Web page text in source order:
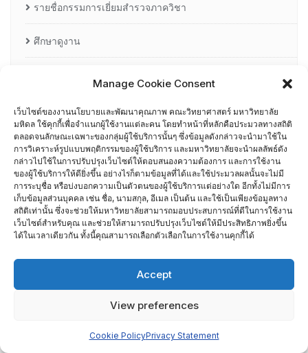
Manage Cookie Consent
เว็บไซต์ของงานนโยบายและพัฒนาคุณภาพ คณะวิทยาศาสตร์ มหาวิทยาลัย
มหิดล ใช้คุกกี้เพื่อจำแนกผู้ใช้งานแต่ละคน โดยทำหน้าที่หลักคือประมวลทางสถิติ
ตลอดจนลักษณะเฉพาะของกลุ่มผู้ใช้บริการนั้นๆ ซึ่งข้อมูลดังกล่าวจะนำมาใช้ใน
การวิเคราะห์รูปแบบพฤติกรรมของผู้ใช้บริการ และมหาวิทยาลัยจะนำผลลัพธ์ดัง
กล่าวไปใช้ในการปรับปรุงเว็บไซต์ให้ตอบสนองความต้องการ และการใช้งาน
ของผู้ใช้บริการให้ดียิ่งขึ้น อย่างไรก็ตามข้อมูลที่ได้และใช้ประมวลผลนั้นจะไม่มี
การระบุชื่อ หรือบ่งบอกความเป็นตัวตนของผู้ใช้บริการแต่อย่างใด อีกทั้งไม่มีการ
เก็บข้อมูลส่วนบุคคล เช่น ชื่อ, นามสกุล, อีเมล เป็นต้น และใช้เป็นเพียงข้อมูลทาง
สถิติเท่านั้น ซึ่งจะช่วยให้มหาวิทยาลัยสามารถมอบประสบการณ์ที่ดีในการใช้งาน
เว็บไซต์สำหรับคุณ และช่วยให้สามารถปรับปรุงเว็บไซต์ให้มีประสิทธิภาพยิ่งขึ้น
ได้ในเวลาเดียวกัน ทั้งนี้คุณสามารถเลือกตัวเลือกในการใช้งานคุกกี้ได้
Accept
View preferences
Cookie PolicyPrivacy Statement
รายชื่อกรรมการเยี่ยมสำรวจภาควิชา
ศึกษาดูงาน
การอบรมพัฒนาหัวหน้าภาควิชา (HDP)
คณะกรรมการรับเรื่องร้องเรียน
คณะผู้บริหารคณะวิทยาศาสตร์ ที่ผ่านการอบรมด้านพัฒนา
คุณภาพ